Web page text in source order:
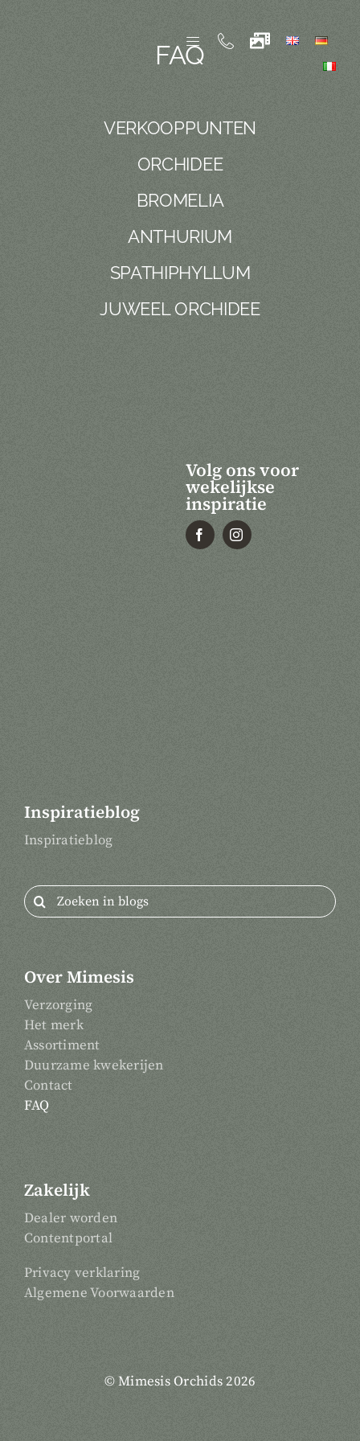
FAQ
VERKOOPPUNTEN
ORCHIDEE
BROMELIA
ANTHURIUM
SPATHIPHYLLUM
JUWEEL ORCHIDEE
Volg ons voor
wekelijkse
inspiratie
Inspiratieblog
Inspiratieblog
Zoeken
naar:
Over Mimesis
Verzorging
Het merk
Assortiment
Duurzame kwekerijen
Contact
FAQ
Zakelijk
Dealer worden
Contentportal
Privacy verklaring
Algemene Voorwaarden
© Mimesis Orchids 2026